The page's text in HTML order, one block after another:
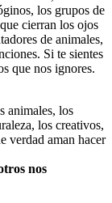
los grupos de
cierran los ojos
de animales,
Si te sientes
que nos ignores.
animales, los
los creativos,
verdad aman hacer
nos